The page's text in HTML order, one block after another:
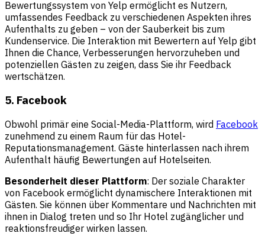
Bewertungssystem von Yelp ermöglicht es Nutzern,
umfassendes Feedback zu verschiedenen Aspekten ihres
Aufenthalts zu geben – von der Sauberkeit bis zum
Kundenservice. Die Interaktion mit Bewertern auf Yelp gibt
Ihnen die Chance, Verbesserungen hervorzuheben und
potenziellen Gästen zu zeigen, dass Sie ihr Feedback
wertschätzen.
5. Facebook
Obwohl primär eine Social-Media-Plattform, wird Facebook
zunehmend zu einem Raum für das Hotel-
Reputationsmanagement. Gäste hinterlassen nach ihrem
Aufenthalt häufig Bewertungen auf Hotelseiten.
Besonderheit dieser Plattform: Der soziale Charakter
von Facebook ermöglicht dynamischere Interaktionen mit
Gästen. Sie können über Kommentare und Nachrichten mit
ihnen in Dialog treten und so Ihr Hotel zugänglicher und
reaktionsfreudiger wirken lassen.